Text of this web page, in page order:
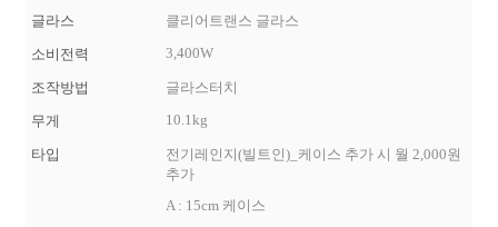
글라스
클리어트랜스 글라스
소비전력
3,400W
조작방법
글라스터치
무게
10.1kg
타입
전기레인지(빌트인)_케이스 추가 시 월 2,000원
추가
A : 15cm 케이스